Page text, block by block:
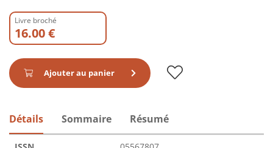
Livre broché
16.00 €
Ajouter au panier
Détails Sommaire Résumé